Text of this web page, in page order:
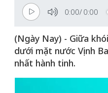
0:00/ 0:00
(Ngày Nay) - Giữa
dưới mặt nước Vịnh
nhất hành tinh.